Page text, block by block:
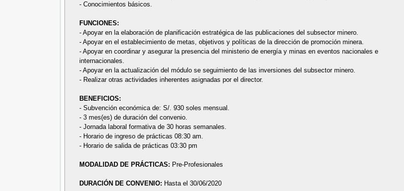
- Conocimientos básicos.
FUNCIONES:
- Apoyar en la elaboración de planificación estratégica de las publicaciones del subsector minero.
- Apoyar en el establecimiento de metas, objetivos y políticas de la dirección de promoción minera.
- Apoyar en coordinar y asegurar la presencia del ministerio de energía y minas en eventos nacionales e
internacionales.
- Apoyar en la actualización del módulo se seguimiento de las inversiones del subsector minero.
- Realizar otras actividades inherentes asignadas por el director.
BENEFICIOS:
- Subvención económica de: S/. 930 soles mensual.
- 3 mes(es) de duración del convenio.
- Jornada laboral formativa de 30 horas semanales.
- Horario de ingreso de prácticas 08:30 am.
- Horario de salida de prácticas 03:30 pm
MODALIDAD DE PRÁCTICAS: Pre-Profesionales
DURACIÓN DE CONVENIO: Hasta el 30/06/2020